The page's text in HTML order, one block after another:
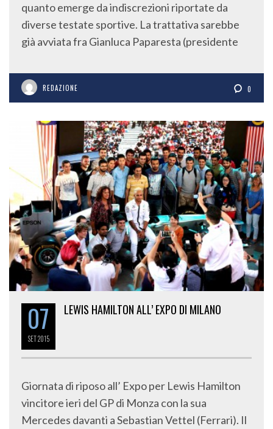
quanto emerge da indiscrezioni riportate da
diverse testate sportive. La trattativa sarebbe
già avviata fra Gianluca Paparesta (presidente
REDAZIONE 0
07
SET2015
LEWIS HAMILTON ALL’ EXPO DI MILANO
Giornata di riposo all’ Expo per Lewis Hamilton
vincitore ieri del GP di Monza con la sua
Mercedes davanti a Sebastian Vettel (Ferrari). Il